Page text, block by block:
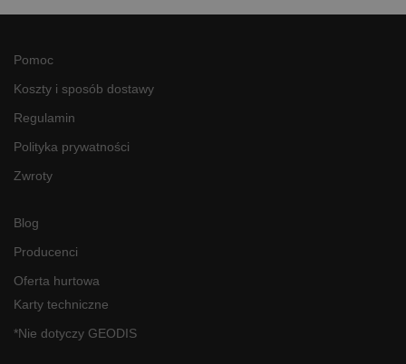
Pomoc
Koszty i sposób dostawy
Regulamin
Polityka prywatności
Zwroty
Blog
Producenci
Oferta hurtowa
Karty techniczne
*Nie dotyczy GEODIS